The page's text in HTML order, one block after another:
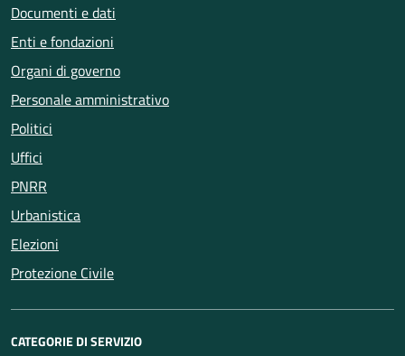
Documenti e dati
Enti e fondazioni
Organi di governo
Personale amministrativo
Politici
Uffici
PNRR
Urbanistica
Elezioni
Protezione Civile
CATEGORIE DI SERVIZIO